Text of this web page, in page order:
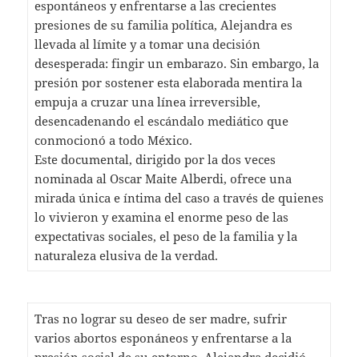
espontáneos y enfrentarse a las crecientes
presiones de su familia política, Alejandra es
llevada al límite y a tomar una decisión
desesperada: fingir un embarazo. Sin embargo, la
presión por sostener esta elaborada mentira la
empuja a cruzar una línea irreversible,
desencadenando el escándalo mediático que
conmocionó a todo México.
Este documental, dirigido por la dos veces
nominada al Oscar Maite Alberdi, ofrece una
mirada única e íntima del caso a través de quienes
lo vivieron y examina el enorme peso de las
expectativas sociales, el peso de la familia y la
naturaleza elusiva de la verdad.
Tras no lograr su deseo de ser madre, sufrir
varios abortos esponáneos y enfrentarse a la